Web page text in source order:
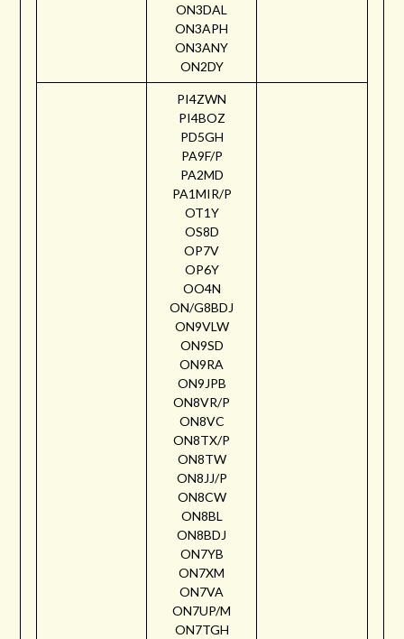
ON3DAL
ON3APH
ON3ANY
ON2DY
PI4ZWN
PI4BOZ
PD5GH
PA9F/P
PA2MD
PA1MIR/P
OT1Y
OS8D
OP7V
OP6Y
OO4N
ON/G8BDJ
ON9VLW
ON9SD
ON9RA
ON9JPB
ON8VR/P
ON8VC
ON8TX/P
ON8TW
ON8JJ/P
ON8CW
ON8BL
ON8BDJ
ON7YB
ON7XM
ON7VA
ON7UP/M
ON7TGH